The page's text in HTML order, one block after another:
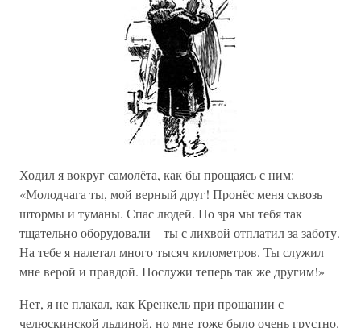
Ходил я вокруг самолёта, как бы прощаясь с ним:
«Молодчага ты, мой верный друг! Пронёс меня сквозь
штормы и туманы. Спас людей. Но зря мы тебя так
тщательно оборудовали – ты с лихвой отплатил за заботу.
На тебе я налетал много тысяч километров. Ты служил
мне верой и правдой. Послужи теперь так же другим!»
Нет, я не плакал, как Кренкель при прощании с
челюскинской льдиной, но мне тоже было очень грустно.